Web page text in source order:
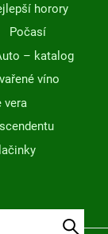
horory
Počasí
– katalog
víno
vera